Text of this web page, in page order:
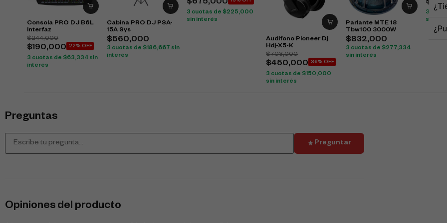
Consola PRO DJ B6L
Interfaz
$244,000
$190,000 22% OFF
3 cuotas de $63,334 sin
interés
Cabina PRO DJ PSA-
15A Sys
$560,000
3 cuotas de $186,667 sin
interés
$675,000
3 cuotas de $225,000
sin interés
Audifono Pioneer Dj
Hdj-X5-K
$703,000
$450,000 36% OFF
3 cuotas de $150,000
sin interés
Parlante MTE 18
Tbw100 3000W
$832,000
3 cuotas de $277,334
sin interés
$
3
sin
Preguntas
Preguntar
Opiniones del producto